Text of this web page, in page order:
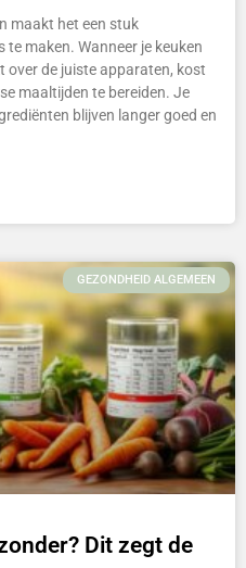
maakt het een stuk
maken. Wanneer je keuken
over de juiste apparaten, kost
maaltijden te bereiden. Je
blijven langer goed en
GEZONDHEID ALGEMEEN
Dit zegt de